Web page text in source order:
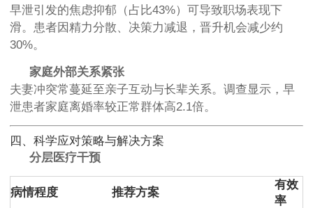
早泄引发的焦虑抑郁（占比43%）可导致职场表现下
滑。患者因精力分散、决策力减退，晋升机会减少约
30%。
家庭外部关系紧张
夫妻冲突常蔓延至亲子互动与长辈关系。调查显示，早
泄患者家庭离婚率较正常群体高2.1倍。
四、科学应对策略与解决方案
分层医疗干预
病情程度 推荐方案
有效
率